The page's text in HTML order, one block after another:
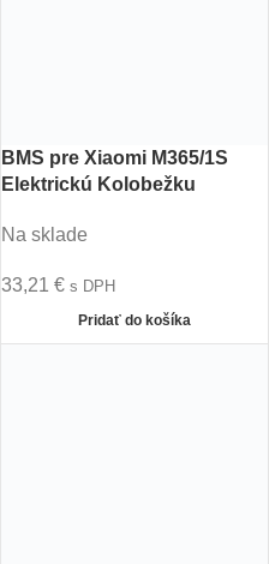
BMS pre Xiaomi M365/1S
Elektrickú Kolobežku
Na sklade
33,21 € s DPH
Pridať do košíka